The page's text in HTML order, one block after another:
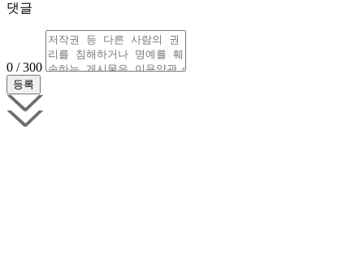
댓글
0 / 300